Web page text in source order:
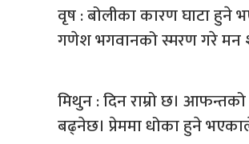
वृष : बोलीका कारण घाटा हुने
गणेश भगवानको स्मरण गरे मन
मिथुन : दिन राम्रो छ।
बढ्नेछ। प्रेममा धोका हुने